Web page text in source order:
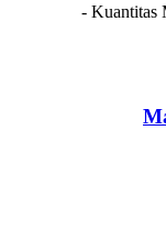
- Kuantitas